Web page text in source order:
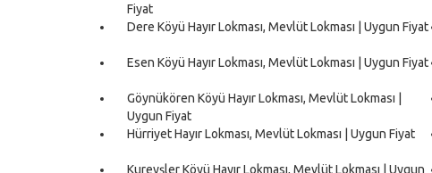
Fiyat
Dere Köyü Hayır Lokması, Mevlüt Lokması | Uygun Fiyat
Esen Köyü Hayır Lokması, Mevlüt Lokması | Uygun Fiyat
Göynükören Köyü Hayır Lokması, Mevlüt Lokması |
Uygun Fiyat
Hürriyet Hayır Lokması, Mevlüt Lokması | Uygun Fiyat
Kureyşler Köyü Hayır Lokması, Mevlüt Lokması | Uygun